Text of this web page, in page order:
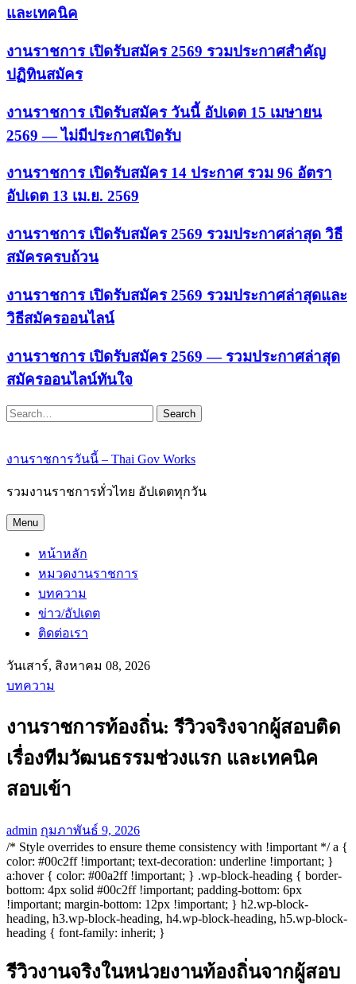
และเทคนิค
งานราชการ เปิดรับสมัคร 2569 รวมประกาศสำคัญ
ปฏิทินสมัคร
งานราชการ เปิดรับสมัคร วันนี้ อัปเดต 15 เมษายน
2569 — ไม่มีประกาศเปิดรับ
งานราชการ เปิดรับสมัคร 14 ประกาศ รวม 96 อัตรา
อัปเดต 13 เม.ย. 2569
งานราชการ เปิดรับสมัคร 2569 รวมประกาศล่าสุด วิธี
สมัครครบถ้วน
งานราชการ เปิดรับสมัคร 2569 รวมประกาศล่าสุดและ
วิธีสมัครออนไลน์
งานราชการ เปิดรับสมัคร 2569 — รวมประกาศล่าสุด
สมัครออนไลน์ทันใจ
Search
งานราชการวันนี้ – Thai Gov Works
รวมงานราชการทั่วไทย อัปเดตทุกวัน
Menu
หน้าหลัก
หมวดงานราชการ
บทความ
ข่าว/อัปเดต
ติดต่อเรา
วันเสาร์, สิงหาคม 08, 2026
บทความ
งานราชการท้องถิ่น: รีวิวจริงจากผู้สอบติด
เรื่องทีมวัฒนธรรมช่วงแรก และเทคนิค
สอบเข้า
admin กุมภาพันธ์ 9, 2026
/* Style overrides to ensure theme consistency with !important */ a {
color: #00c2ff !important; text-decoration: underline !important; }
a:hover { color: #00a2ff !important; } .wp-block-heading { border-
bottom: 4px solid #00c2ff !important; padding-bottom: 6px
!important; margin-bottom: 12px !important; } h2.wp-block-
heading, h3.wp-block-heading, h4.wp-block-heading, h5.wp-block-
heading { font-family: inherit; }
รีวิวงานจริงในหน่วยงานท้องถิ่นจากผู้สอบ